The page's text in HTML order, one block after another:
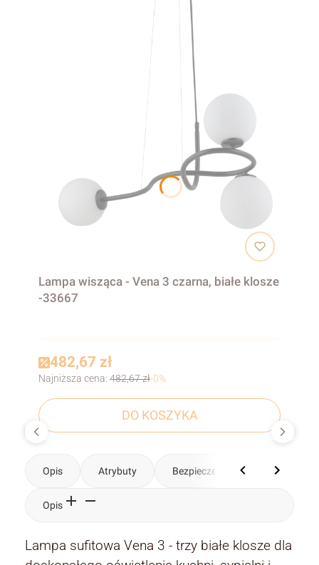
Lampa wisząca - Vena 3 czarna, białe klosze
-33667
482,67 zł
Najniższa cena: 482,67 zł-0%
DO KOSZYKA
Opis Atrybuty Bezpieczeństwo
Opis
Lampa sufitowa Vena 3 - trzy białe klosze dla